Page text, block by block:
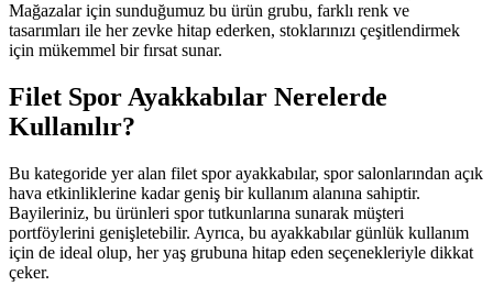
Mağazalar için sunduğumuz bu ürün grubu, farklı renk ve
tasarımları ile her zevke hitap ederken, stoklarınızı çeşitlendirmek
için mükemmel bir fırsat sunar.
Filet Spor Ayakkabılar Nerelerde
Kullanılır?
Bu kategoride yer alan filet spor ayakkabılar, spor salonlarından açık
hava etkinliklerine kadar geniş bir kullanım alanına sahiptir.
Bayileriniz, bu ürünleri spor tutkunlarına sunarak müşteri
portföylerini genişletebilir. Ayrıca, bu ayakkabılar günlük kullanım
için de ideal olup, her yaş grubuna hitap eden seçenekleriyle dikkat
çeker.